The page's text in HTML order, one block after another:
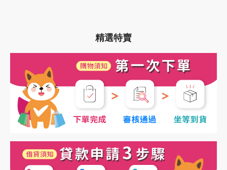
攝影專區
生活家電
生活戶外 珠寶飾品
運動休閒 活動專區
客訂專區 機車專區
常見問題
聯絡客服
精選特賣